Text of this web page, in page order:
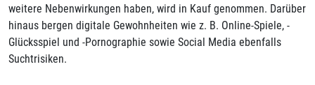
weitere Nebenwirkungen haben, wird in Kauf genommen. Darüber
hinaus bergen digitale Gewohnheiten wie z. B. Online-Spiele, -
Glücksspiel und -Pornographie sowie Social Media ebenfalls
Suchtrisiken.